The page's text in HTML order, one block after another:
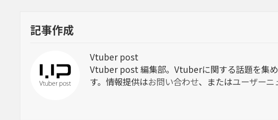
記事作成
Vtuber post
Vtuber post 編集部。Vtuberに関する話題を集
す。情報提供はお問い合わせ、またはユーザーニ